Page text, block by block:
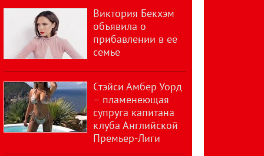
Виктория Бекхэм
объявила о
прибавлении в ее
семье
Стэйси Амбер Уорд
– пламенеющая
супруга капитана
клуба Английской
Премьер-Лиги